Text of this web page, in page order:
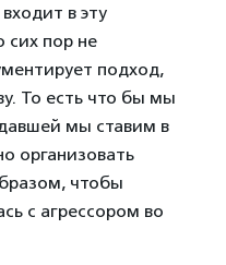
в эту
сих пор не
подход,
То есть что бы мы
мы ставим в
организовать
чтобы
с агрессором во